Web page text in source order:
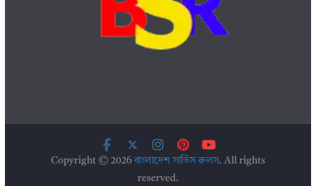
Copyright © 2026বাংলাদেশ সার্ভিস রুলস. All rights
reserved.